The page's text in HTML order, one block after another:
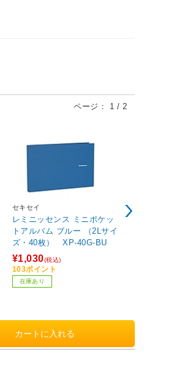
ページ： 1 / 2
セキセイ
レミニッセンス ミニポケッ
トアルバム ブルー （2Lサイ
ズ・40枚） XP-40G-BU
¥1,030(税込)
103ポイント
在庫あり